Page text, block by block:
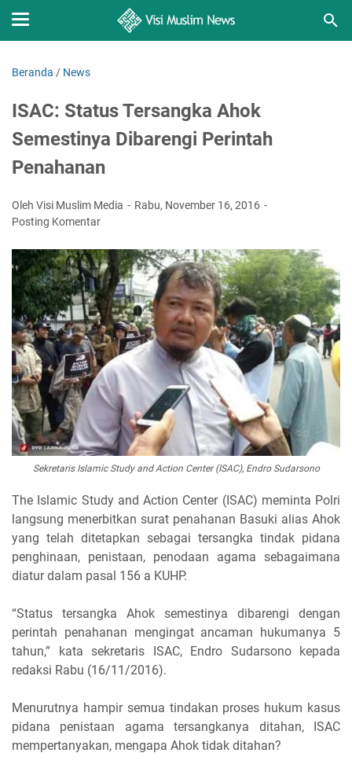
Beranda / News
ISAC: Status Tersangka Ahok
Semestinya Dibarengi Perintah
Penahanan
Oleh Visi Muslim Media
Rabu, November 16, 2016
Posting Komentar
Sekretaris Islamic Study and Action Center (ISAC), Endro Sudarsono
The Islamic Study and Action Center (ISAC) meminta Polri
langsung menerbitkan surat penahanan Basuki alias Ahok
yang telah ditetapkan sebagai tersangka tindak pidana
penghinaan, penistaan, penodaan agama sebagaimana
diatur dalam pasal 156 a KUHP.
“Status tersangka Ahok semestinya dibarengi dengan
perintah penahanan mengingat ancaman hukumanya 5
tahun,” kata sekretaris ISAC, Endro Sudarsono kepada
redaksi Rabu (16/11/2016).
Menurutnya hampir semua tindakan proses hukum kasus
pidana penistaan agama tersangkanya ditahan, ISAC
mempertanyakan, mengapa Ahok tidak ditahan?